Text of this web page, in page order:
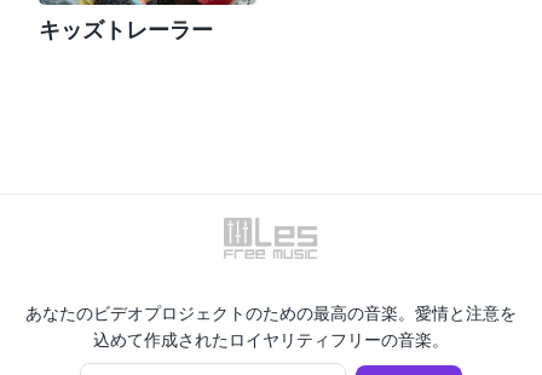
キッズトレーラー
あなたのビデオプロジェクトのための最高の音楽。愛情と注意を
込めて作成されたロイヤリティフリーの音楽。